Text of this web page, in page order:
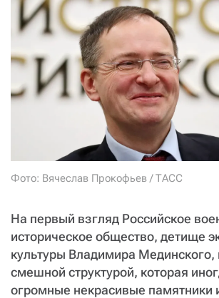
Фото: Вячеслав Прокофьев / ТАСС
На первый взгляд Российское
историческое общество, детище
культуры Владимира Мединского,
смешной структурой, которая
огромные некрасивые памятники
СТАТЬ
ПОДЕЛИТЬСЯ С ДРУЗЬЯМИ
Если у вас есть вопросы, пишите
звоните:
+7 (929) 612-03-68